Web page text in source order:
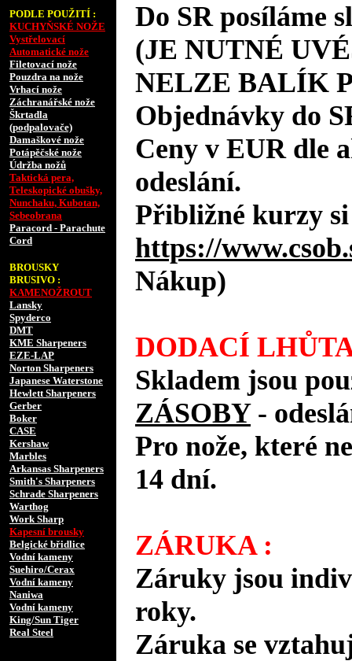
PODLE POUŽITÍ :
KUCHYŇSKÉ NOŽE
Vystřelovací
Automatické nože
Filetovací nože
Pouzdra na nože
Vrhací nože
Záchranářské nože
Škrtadla
(podpalovače)
Damaškové nože
Potápěčské nože
Údržba nožů
Taktická pera,
Teleskopické obušky,
Nunchaku, Kubotan,
Sebeobrana
Paracord - Parachute
Cord
BROUSKY
BRUSIVO :
KAMENOŽROUT
Lansky
Spyderco
DMT
KME Sharpeners
EZE-LAP
Norton Sharpeners
Japanese Waterstone
Hewlett Sharpeners
Gerber
Boker
CASE
Kershaw
Marbles
Arkansas Sharpeners
Smith's Sharpeners
Schrade Sharpeners
Warthog
Work Sharp
Kapesní brousky
Belgické břidlice
Vodní kameny
Suehiro/Cerax
Vodní kameny
Naniwa
Vodní kameny
King/Sun Tiger
Real Steel
Do SR posíláme
(JE NUTNÉ
NELZE BALÍK
Objednávky do
Ceny v EUR dle
odeslání.
Přibližné kurzy si
https://
Nákup)
DODACÍ
Skladem jsou
ZÁSOBY -
Pro nože, které
14 dní.
ZÁRUKA :
Záruky jsou
roky.
Záruka se